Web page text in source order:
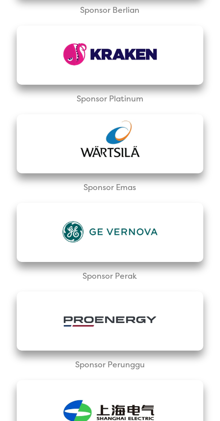
Sponsor Berlian
Sponsor Platinum
Sponsor Emas
Sponsor Perak
Sponsor Perunggu